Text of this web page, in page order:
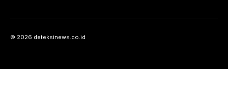
© 2026 deteksinews.co.id